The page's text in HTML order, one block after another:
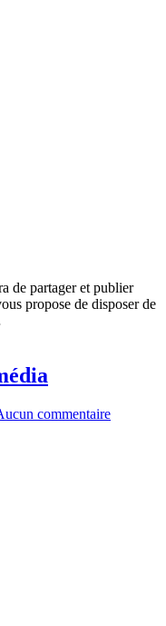
de partager et publier
propose de disposer de
commentaire